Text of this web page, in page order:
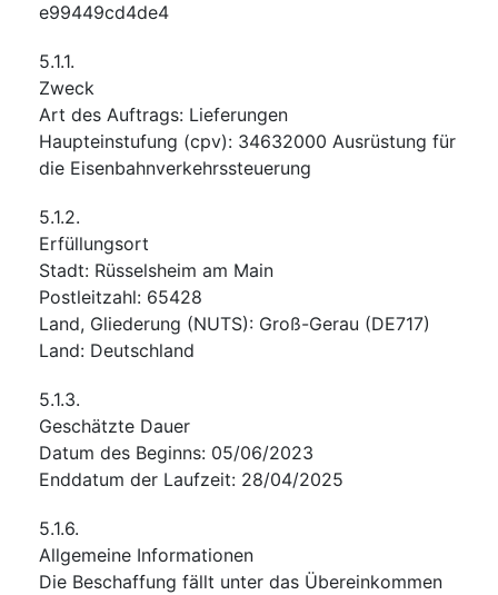
e99449cd4de4
5.1.1.
Zweck
Art des Auftrags: Lieferungen
Haupteinstufung (cpv): 34632000 Ausrüstung für
die Eisenbahnverkehrssteuerung
5.1.2.
Erfüllungsort
Stadt: Rüsselsheim am Main
Postleitzahl: 65428
Land, Gliederung (NUTS): Groß-Gerau (DE717)
Land: Deutschland
5.1.3.
Geschätzte Dauer
Datum des Beginns: 05/06/2023
Enddatum der Laufzeit: 28/04/2025
5.1.6.
Allgemeine Informationen
Die Beschaffung fällt unter das Übereinkommen